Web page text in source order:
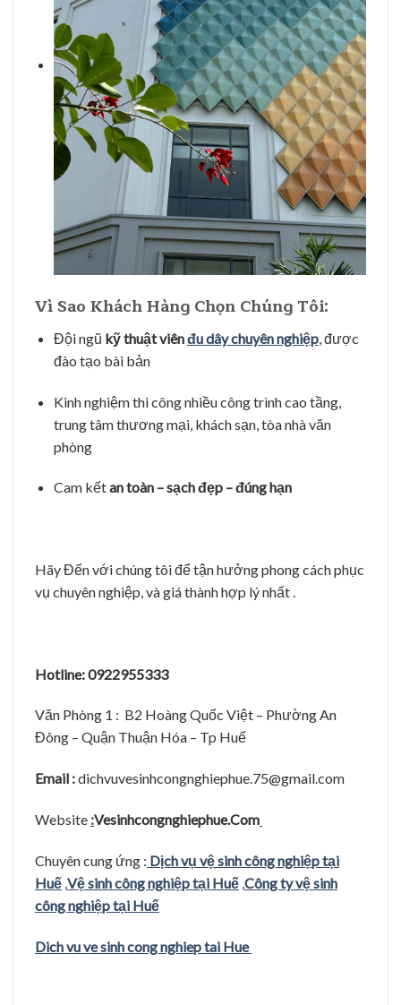
Vì Sao Khách Hàng Chọn Chúng Tôi:
Đội ngũ kỹ thuật viênđu dây chuyên nghiệp, được
đào tạo bài bản
Kinh nghiệm thi công nhiều công trình cao tầng,
trung tâm thương mại, khách sạn, tòa nhà văn
phòng
Cam kếtan toàn – sạch đẹp – đúng hạn
Hãy Đến với chúng tôi để tận hưởng phong cách phục
vụ chuyên nghiệp, và giá thành hợp lý nhất .
Hotline: 0922955333
Văn Phòng 1 : B2 Hoàng Quốc Việt – Phường An
Đông – Quận Thuận Hóa – Tp Huế
Email :dichvuvesinhcongnghiephue.75@gmail.com
Website :Vesinhcongnghiephue.Com
Chuyên cung ứng : Dịch vụ vệ sinh công nghiệp tại
Huế ,Vệ sinh công nghiệp tại Huế ,Công ty vệ sinh
công nghiệp tại Huế
Dich vu ve sinh cong nghiep tai Hue